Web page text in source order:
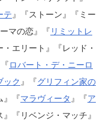
テ 』『ストーン』『ミー
マの恋』『 リミットレ
・エリート』『レッド・
ロバート・デ・ニーロ
ック 』『グリフィン家の
』『マラヴィータ 』『ア
『リベンジ・マッチ』